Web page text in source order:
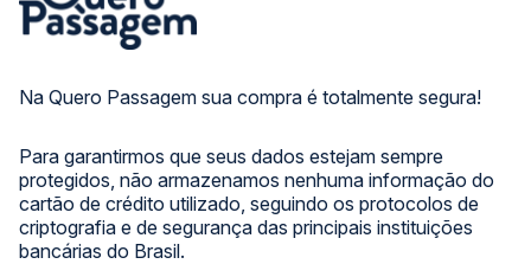
Na Quero Passagem sua compra é totalmente segura!
Para garantirmos que seus dados estejam sempre
protegidos, não armazenamos nenhuma informação do
cartão de crédito utilizado, seguindo os protocolos de
criptografia e de segurança das principais instituições
bancárias do Brasil.